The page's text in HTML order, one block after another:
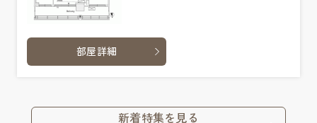
部屋詳細
新着特集を見る